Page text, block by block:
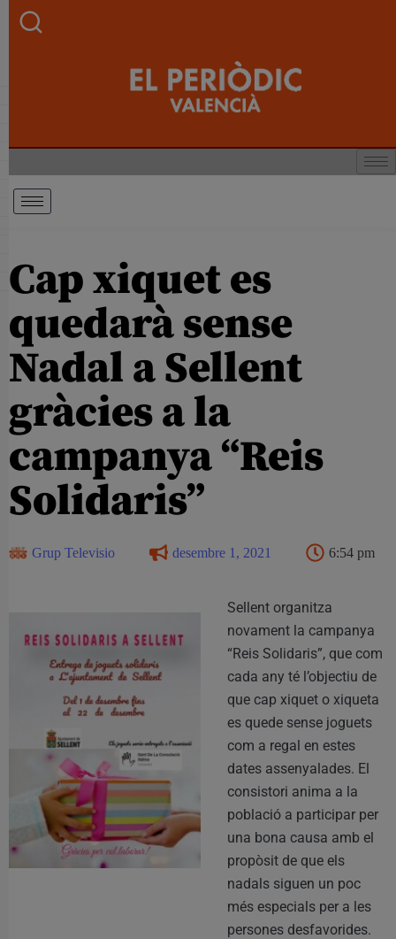
Cap xiquet es
quedarà sense
Nadal a Sellent
gràcies a la
campanya “Reis
Solidaris”
Grup Televisio desembre 1, 2021 6:54 pm
Sellent organitza
novament la campanya
“Reis Solidaris”, que com
cada any té l’objectiu de
que cap xiquet o xiqueta
es quede sense joguets
com a regal en estes
dates assenyalades. El
consistori anima a la
població a participar per
una bona causa amb el
propòsit de que els
nadals siguen un poc
més especials per a les
persones desfavorides.